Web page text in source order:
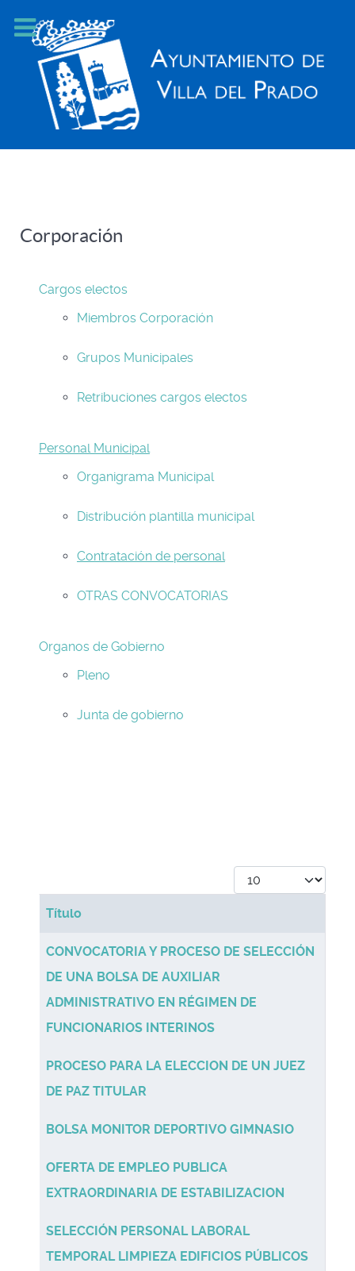
Corporación
Cargos electos
Miembros Corporación
Grupos Municipales
Retribuciones cargos electos
Personal Municipal
Organigrama Municipal
Distribución plantilla municipal
Contratación de personal
OTRAS CONVOCATORIAS
Organos de Gobierno
Pleno
Junta de gobierno
Cantidad a mostrar
Table of Articles
Título
CONVOCATORIA Y PROCESO DE SELECCIÓN
DE UNA BOLSA DE AUXILIAR
ADMINISTRATIVO EN RÉGIMEN DE
FUNCIONARIOS INTERINOS
PROCESO PARA LA ELECCION DE UN JUEZ
DE PAZ TITULAR
BOLSA MONITOR DEPORTIVO GIMNASIO
OFERTA DE EMPLEO PUBLICA
EXTRAORDINARIA DE ESTABILIZACION
SELECCIÓN PERSONAL LABORAL
TEMPORAL LIMPIEZA EDIFICIOS PÚBLICOS